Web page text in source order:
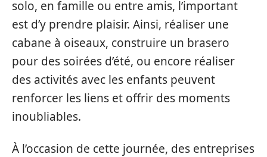
solo, en famille ou entre amis, l’important
est d’y prendre plaisir. Ainsi, réaliser une
cabane à oiseaux, construire un brasero
pour des soirées d’été, ou encore réaliser
des activités avec les enfants peuvent
renforcer les liens et offrir des moments
inoubliables.
À l’occasion de cette journée, des entreprises